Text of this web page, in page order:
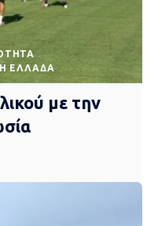
ΕΛΛΆΔΑ
με την